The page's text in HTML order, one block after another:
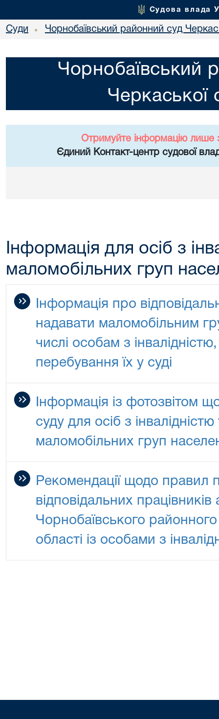
Судова влада
Суди • Чорнобаївський районний суд
Чорнобаївський
Черкаської
Отримуйте інформацію лише
Єдиний Контакт-центр судової
Інформація для осіб з
маломобільних груп
Інформація про
надавати маломобільним
числі особам з
перебування їх у суді
Інформація із фотозвітом
суду для осіб з
маломобільних груп
Рекомендації щодо правил
відповідальних працівників
Чорнобаївського
області із особами з